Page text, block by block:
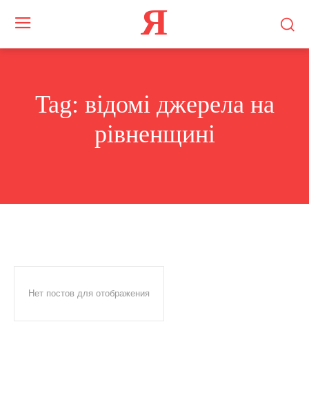
Я
Tag: відомі джерела на
рівненщині
Нет постов для отображения